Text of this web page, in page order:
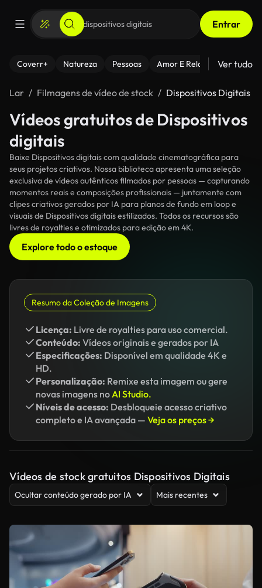
Entrar
Coverr+ Natureza Pessoas Amor E Relacionamentos
Ver tudo
Lar Filmagens de vídeo de stock Dispositivos Digitais
Vídeos gratuitos de Dispositivos
digitais
Baixe Dispositivos digitais com qualidade cinematográfica para
seus projetos criativos. Nossa biblioteca apresenta uma seleção
exclusiva de vídeos autênticos filmados por pessoas — capturando
momentos reais e composições profissionais — juntamente com
clipes criativos gerados por IA para planos de fundo em loop e
visuais de Dispositivos digitais estilizados. Todos os recursos são
livres de royalties e otimizados para edição em 4K.
Explore todo o estoque
Resumo da Coleção de Imagens
Licença: Livre de royalties para uso comercial.
Conteúdo: Vídeos originais e gerados por IA
Especificações: Disponível em qualidade 4K e
HD.
Personalização: Remixe esta imagem ou gere
novas imagens noAI Studio.
Níveis de acesso: Desbloqueie acesso criativo
completo e IA avançada — Veja os preços →
Vídeos de stock gratuitos Dispositivos Digitais
Ocultar conteúdo gerado por IA Mais recentes